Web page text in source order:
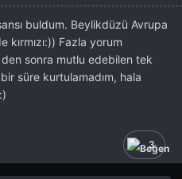
buldum. Beylikdüzü Avrupa
Fazla yorum
sonra mutlu edebilen tek
süre kurtulamadım, hala
3